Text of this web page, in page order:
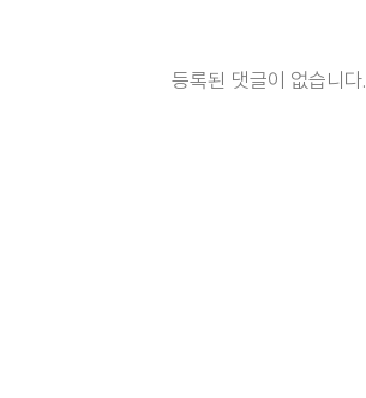
등록된 댓글이 없습니다.